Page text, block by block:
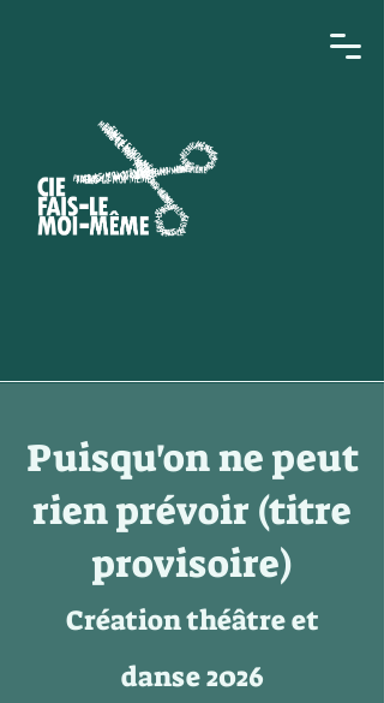
Puisqu'on ne peut
rien prévoir (titre
provisoire)
Création théâtre et
danse 2026